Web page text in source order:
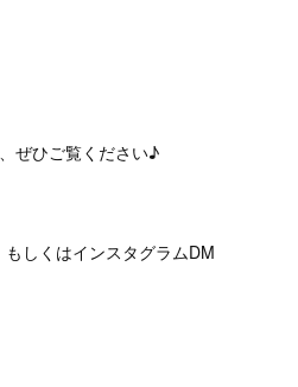
ぜひご覧ください♪
しくはインスタグラムDM